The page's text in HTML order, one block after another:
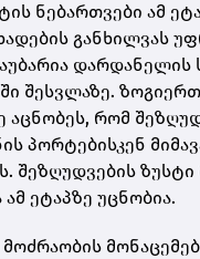
ნებართვები ამ
განხილვას
დარდანელის
შესვლაზე.
აცნობეს, რომ
პორტებისკენ
შეზღუდვების ზუსტი
ეტაპზე უცნობია.
მოძრაობის